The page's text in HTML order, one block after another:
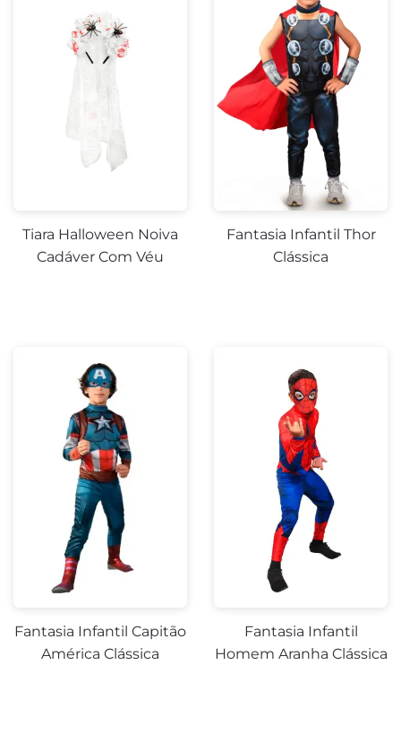
Tiara Halloween Noiva
Cadáver Com Véu
Fantasia Infantil Thor
Clássica
Fantasia Infantil Capitão
América Clássica
Fantasia Infantil
Homem Aranha Clássica